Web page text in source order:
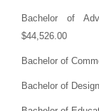
Bachelor of
$44,526.00
Bachelor of
Bachelor of